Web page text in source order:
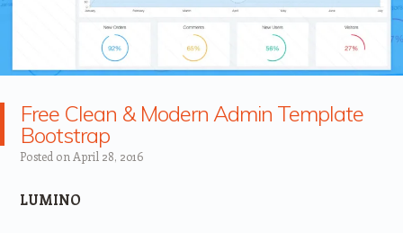
Free Clean & Modern Admin Template
Bootstrap
Posted onApril 28, 2016
LUMINO